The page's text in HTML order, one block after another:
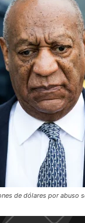
de dólares por abuso